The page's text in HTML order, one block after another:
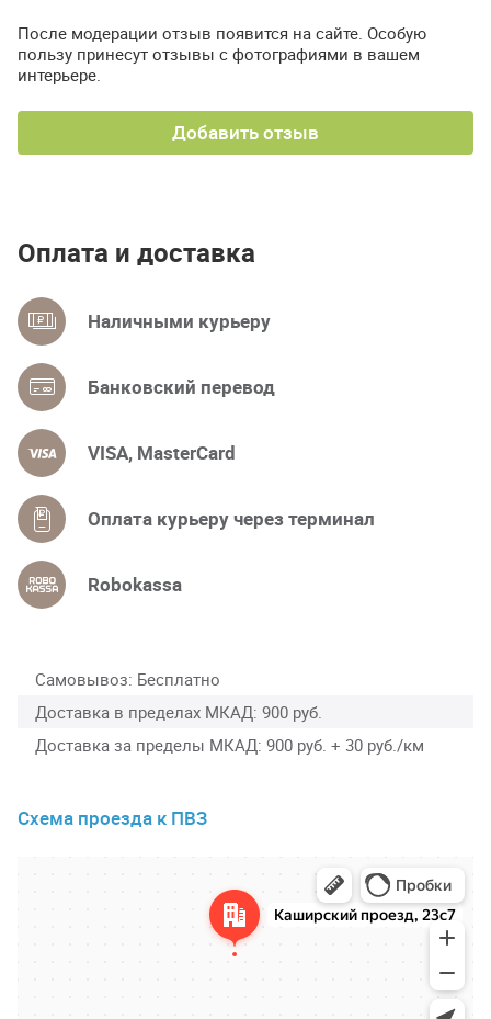
После модерации отзыв появится на сайте. Особую
пользу принесут отзывы с фотографиями в вашем
интерьере.
Добавить отзыв
Оплата и доставка
Наличными курьеру
Банковский перевод
VISA, MasterCard
Оплата курьеру через терминал
Robokassa
Самовывоз Бесплатно
Доставка в пределах МКАД 900 руб.
Доставка за пределы МКАД 900 руб. + 30 руб./км
Схема проезда к ПВЗ